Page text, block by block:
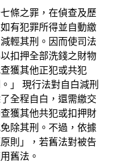
條之罪，在偵查及歷
有犯罪所得並自動繳
輕其刑。因而使司法
扣押全部洗錢之財物
獲其他正犯或共犯
」 現行法對自白減刑
全程自白，還需繳交
獲其他共犯或扣押財
除其刑。不過，依據
則」，若舊法對被告
舊法。